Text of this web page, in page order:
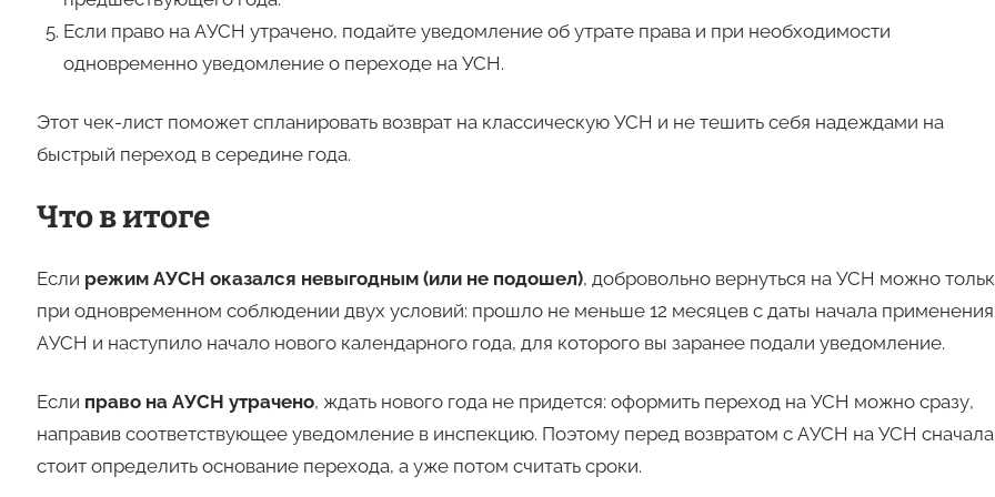
Если право на АУСН утрачено, подайте уведомление об утрате права и при необходимости
одновременно уведомление о переходе на УСН.
Этот чек-лист поможет спланировать возврат на классическую УСН и не тешить себя надеждами на
быстрый переход в середине года.
Что в итоге
Если режим АУСН оказался невыгодным (или не подошел), добровольно вернуться на УСН можно
при одновременном соблюдении двух условий: прошло не меньше 12 месяцев с даты начала применения
АУСН и наступило начало нового календарного года, для которого вы заранее подали уведомление.
Если право на АУСН утрачено, ждать нового года не придется: оформить переход на УСН можно сразу,
направив соответствующее уведомление в инспекцию. Поэтому перед возвратом с АУСН на УСН сначала
стоит определить основание перехода, а уже потом считать сроки.